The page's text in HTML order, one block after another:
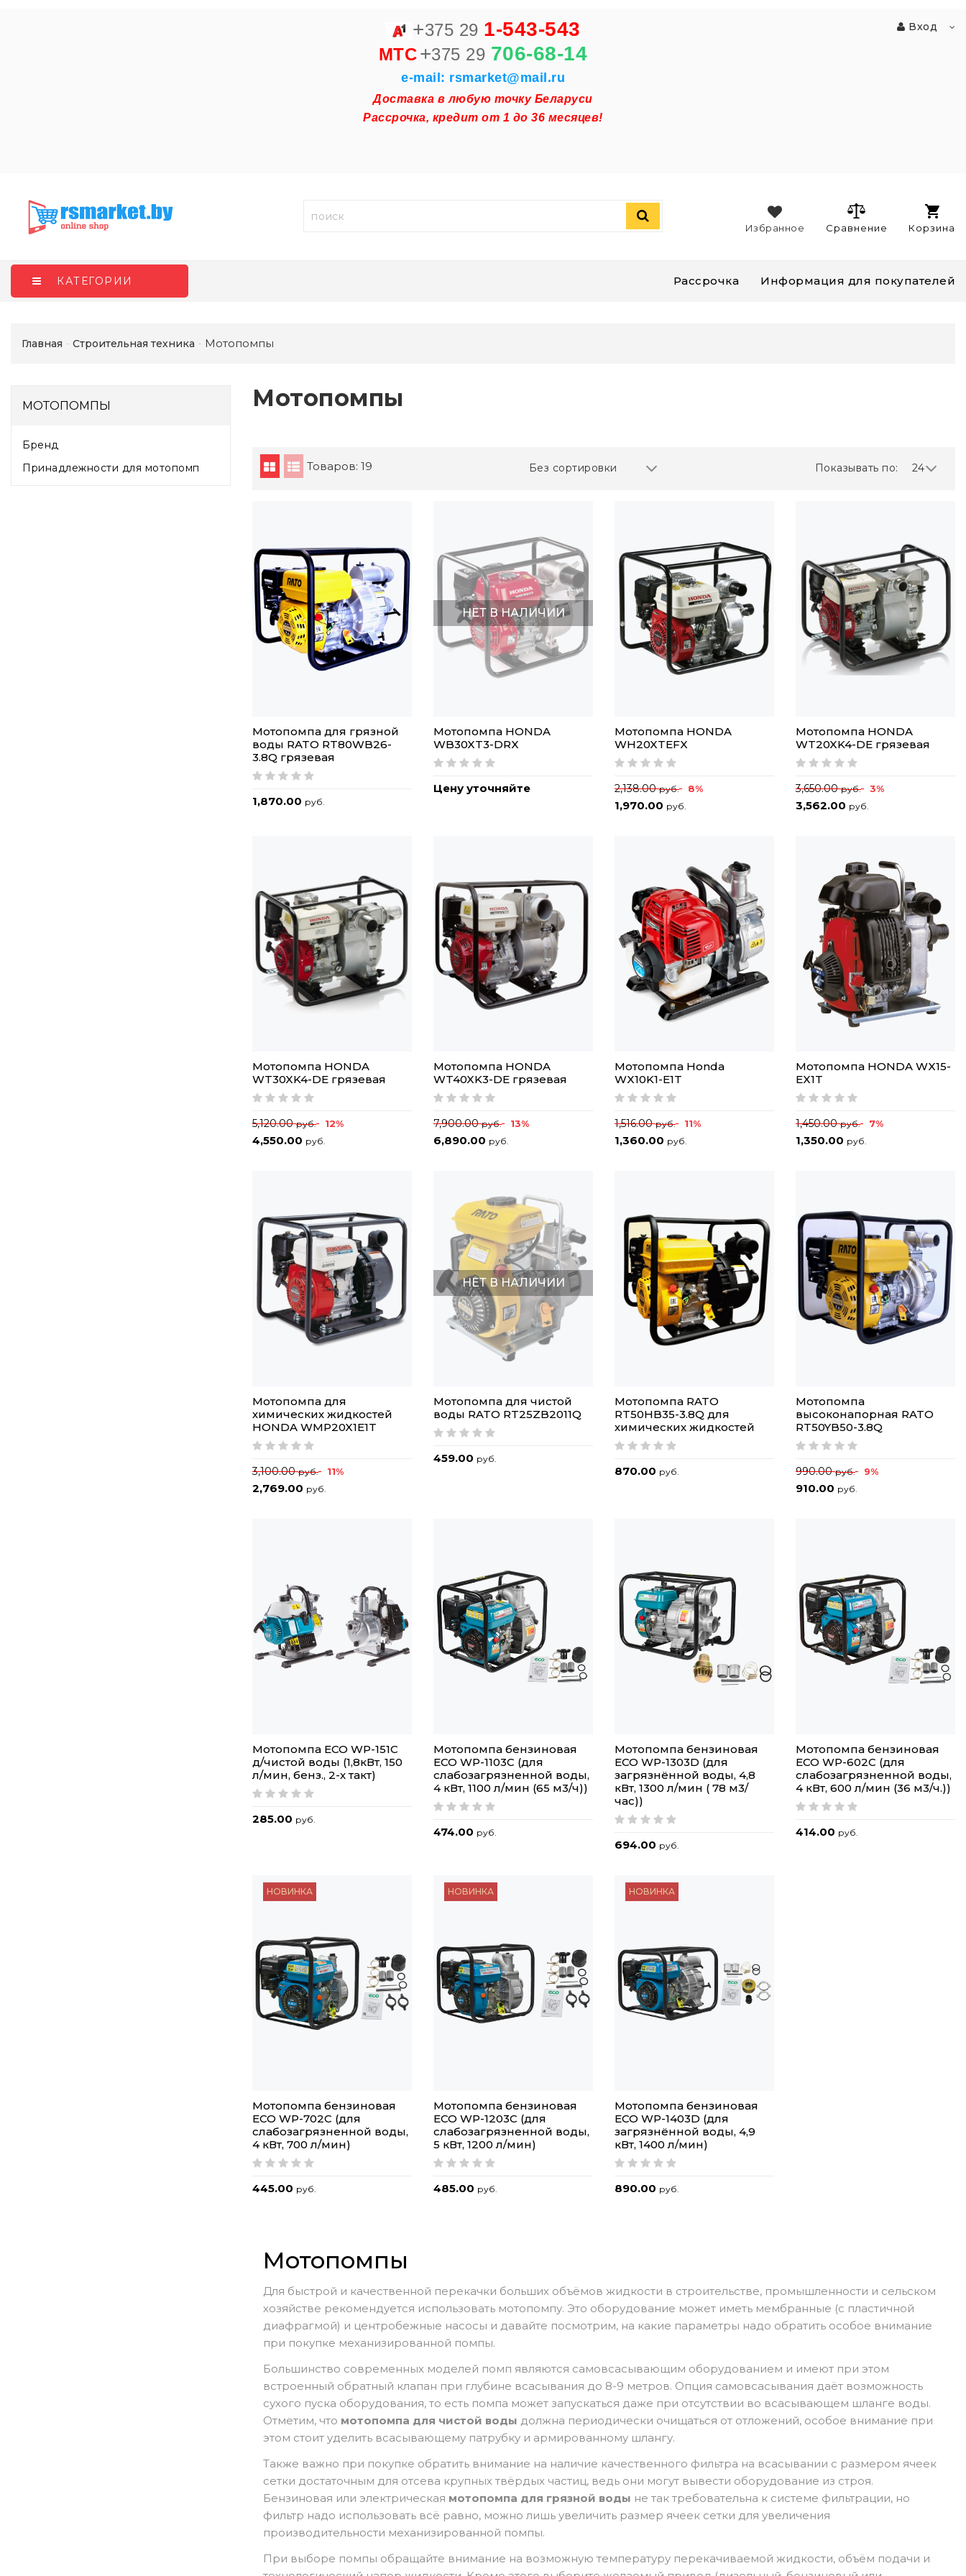
+375 29 1-543-543
MTC+375 29 706-68-14
e-mail: rsmarket@mail.ru
Доставка в любую точку Беларуси
Рассрочка, кредит от 1 до 36 месяцев!
Вход
Корзина
Сравнение
Избранное
КАТЕГОРИИ Рассрочка Информация для покупателей
Главная Строительная техника Мотопомпы
МОТОПОМПЫ
Бренд
Принадлежности для мотопомп
Мотопомпы
Товаров: 19 Показывать по: 24
Без сортировки
Мотопомпа для грязной
воды RATO RT80WB26-
3.8Q грязевая
1,870.00 руб.
НЕТ В НАЛИЧИИ
Мотопомпа HONDA
WB30XT3-DRX
Цену уточняйте
Мотопомпа HONDA
WH20XTEFX
2,138.00руб. 8%
1,970.00 руб.
Мотопомпа HONDA
WT20XK4-DE грязевая
3,650.00руб. 3%
3,562.00 руб.
Мотопомпа HONDA
WT30XK4-DE грязевая
5,120.00руб. 12%
4,550.00 руб.
Мотопомпа HONDA
WT40XK3-DE грязевая
7,900.00руб. 13%
6,890.00 руб.
Мотопомпа Honda
WX10K1-E1T
1,516.00руб. 11%
1,360.00 руб.
Мотопомпа HONDA WX15-
EX1T
1,450.00руб. 7%
1,350.00 руб.
Мотопомпа для
химических жидкостей
HONDA WMP20X1E1T
3,100.00руб. 11%
2,769.00 руб.
НЕТ В НАЛИЧИИ
Мотопомпа для чистой
воды RATO RT25ZB2011Q
459.00 руб.
Мотопомпа RATO
RT50HB35-3.8Q для
химических жидкостей
870.00 руб.
Мотопомпа
высоконапорная RATO
RT50YB50-3.8Q
990.00руб. 9%
910.00 руб.
Мотопомпа ECO WP-151C
д/чистой воды (1,8кВт, 150
л/мин, бенз., 2-х такт)
285.00 руб.
Мотопомпа бензиновая
ECO WP-1103C (для
слабозагрязненной воды,
4 кВт, 1100 л/мин (65 м3/ч))
474.00 руб.
Мотопомпа бензиновая
ECO WP-1303D (для
загрязнённой воды, 4,8
кВт, 1300 л/мин ( 78 м3/
час))
694.00 руб.
Мотопомпа бензиновая
ECO WP-602C (для
слабозагрязненной воды,
4 кВт, 600 л/мин (36 м3/ч.))
414.00 руб.
НОВИНКА
Мотопомпа бензиновая
ECO WP-702C (для
слабозагрязненной воды,
4 кВт, 700 л/мин)
445.00 руб.
НОВИНКА
Мотопомпа бензиновая
ECO WP-1203C (для
слабозагрязненной воды,
5 кВт, 1200 л/мин)
485.00 руб.
НОВИНКА
Мотопомпа бензиновая
ECO WP-1403D (для
загрязнённой воды, 4,9
кВт, 1400 л/мин)
890.00 руб.
Мотопомпы
Для быстрой и качественной перекачки больших объёмов жидкости в строительстве, промышленности и сельском
хозяйстве рекомендуется использовать мотопомпу. Это оборудование может иметь мембранные (с пластичной
диафрагмой) и центробежные насосы и давайте посмотрим, на какие параметры надо обратить особое внимание
при покупке механизированной помпы.
Большинство современных моделей помп являются самовсасывающим оборудованием и имеют при этом
встроенный обратный клапан при глубине всасывания до 8-9 метров. Опция самовсасывания даёт возможность
сухого пуска оборудования, то есть помпа может запускаться даже при отсутствии во всасывающем шланге воды.
Отметим, что мотопомпа для чистой воды должна периодически очищаться от отложений, особое внимание при
этом стоит уделить всасывающему патрубку и армированному шлангу.
Также важно при покупке обратить внимание на наличие качественного фильтра на всасывании с размером ячеек
сетки достаточным для отсева крупных твёрдых частиц, ведь они могут вывести оборудование из строя.
Бензиновая или электрическая мотопомпа для грязной воды не так требовательна к системе фильтрации, но
фильтр надо использовать всё равно, можно лишь увеличить размер ячеек сетки для увеличения
производительности механизированной помпы.
При выборе помпы обращайте внимание на возможную температуру перекачиваемой жидкости, объём подачи и